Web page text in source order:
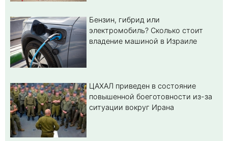
Бензин, гибрид или
электромобиль? Cколько стоит
владение машиной в Израиле
ЦАХАЛ приведен в состояние
повышенной боеготовности из-за
ситуации вокруг Ирана